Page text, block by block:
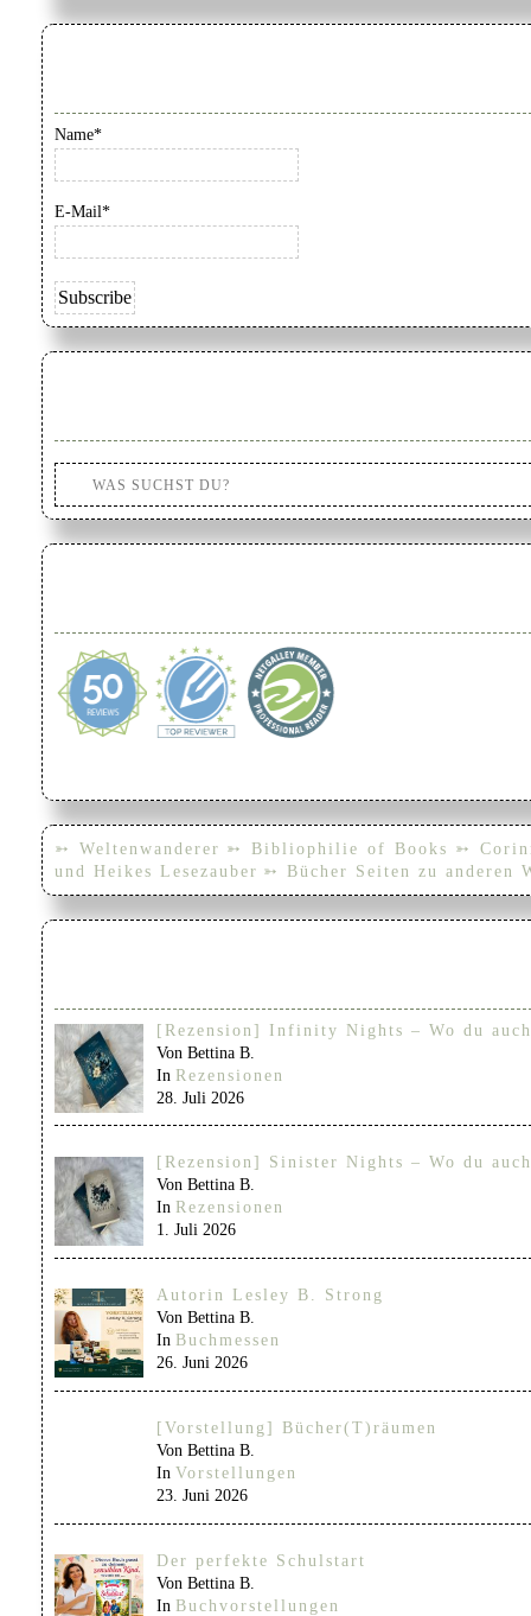
Name*
E-Mail*
➳ Weltenwanderer ➳ Bibliophilie of Books ➳
und Heikes Lesezauber ➳ Bücher Seiten zu anderen
[Rezension] Infinity Nights – Wo du
Von Bettina B.
In Rezensionen
28. Juli 2026
[Rezension] Sinister Nights – Wo du
Von Bettina B.
In Rezensionen
1. Juli 2026
Autorin Lesley B. Strong
Von Bettina B.
In Buchmessen
26. Juni 2026
[Vorstellung] Bücher(T)räumen
Von Bettina B.
In Vorstellungen
23. Juni 2026
Der perfekte Schulstart
Von Bettina B.
In Buchvorstellungen